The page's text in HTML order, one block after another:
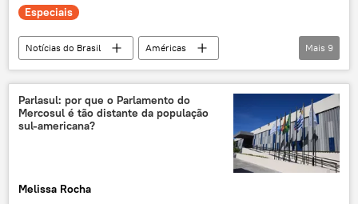
Pix
Estados Unidos EUA
Especiais
Notícias do Brasil
Américas
Randolfe Rodrigues
Delcy Rodríguez
Brasil
Venezuela
Roraima
Mercosul
PSB
Congresso Nacional
Mais 9
Parlasul: por que o Parlamento do
Mercosul é tão distante da população
sul-americana?
Melissa Rocha